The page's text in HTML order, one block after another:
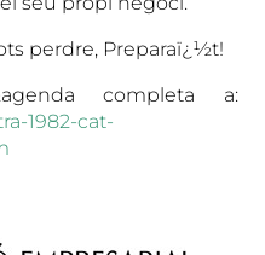
perdre, Preparaï¿½t!
completa a:
1982-cat-